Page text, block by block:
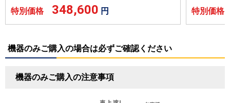
特別価格 348,600 円 特別価
機器のみご購入の場合は必ずご確認ください
機器のみご購入の注意事項